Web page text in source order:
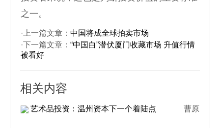
之一。
·上一篇文章： 中国将成全球拍卖市场
·下一篇文章： “中国白”潜伏厦门收藏市场 升值行情
被看好
相关内容
艺术品投资：温州资本下一个着陆点 曹原